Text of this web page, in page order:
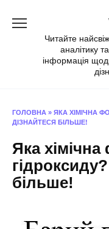
Читайте
аналітику
інформація
ГОЛОВНА » ЯКА ХІМІЧНА
ДІЗНАЙТЕСЯ БІЛЬШЕ!
Яка
більше!